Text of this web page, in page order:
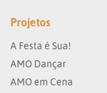
Projetos
A Festa é Sua!
AMO Dançar
AMO em Cena